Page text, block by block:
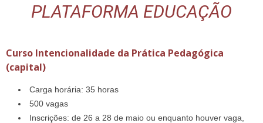
PLATAFORMA EDUCAÇÃO
Curso Intencionalidade da Prática Pedagógica
(capital)
Carga horária: 35 horas
500 vagas
Inscrições: de 26 a 28 de maio ou enquanto houver vaga,